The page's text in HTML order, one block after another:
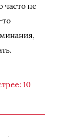
часто не
то
10